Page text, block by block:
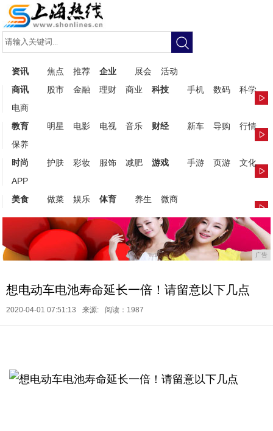
资讯 焦点 推荐 企业 展会
活动
商讯
股市 金融 理财 商业 科技 手机 数码
科学
电商
教育
明星 电影 电视 音乐 财经 新车 导购
行情
保养
时尚
护肤 彩妆 服饰 减肥 游戏 手游 页游
文化
APP
美食
做菜 娱乐 体育 养生 微商
广告
想电动车电池寿命延长一倍！请留意以下几点
2020-04-01 07:51:13 来源: 阅读：1987